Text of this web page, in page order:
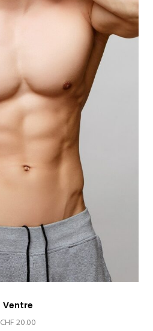
Ventre
CHF20.00